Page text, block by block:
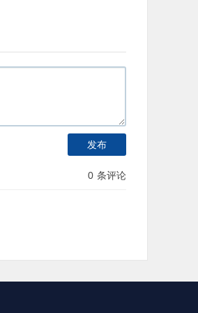
发布
0 条评论